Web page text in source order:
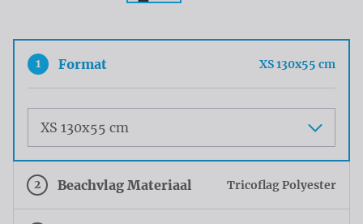
1 Format XS 130x55 cm
Maat
2 Beachvlag Materiaal Tricoflag Polyester